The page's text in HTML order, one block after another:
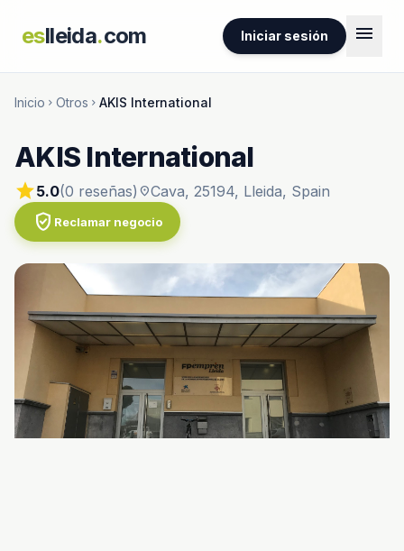
eslleida.com Iniciar sesión menu
Inicio chevron_right Otros chevron_right AKIS International
AKIS International
star5.0(0 reseñas) location_onCava, 25194, Lleida, Spain
verified_user Reclamar negocio